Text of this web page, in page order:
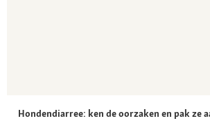
Hondendiarree: ken de oorzaken en pak ze